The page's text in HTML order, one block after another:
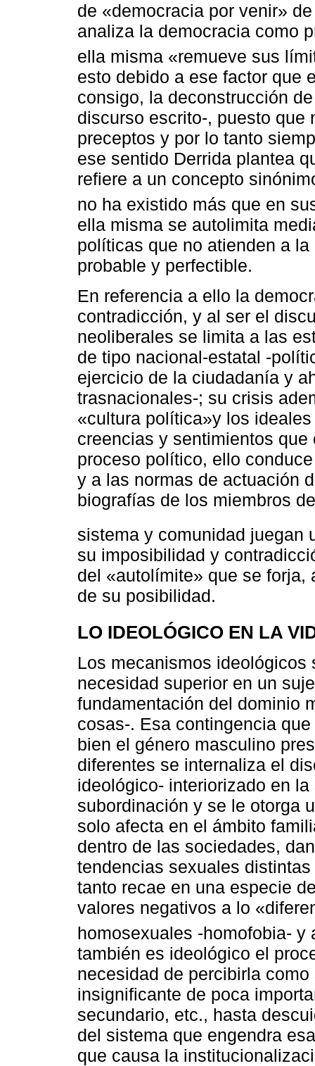
de «democracia por venir»
analiza la democracia como
ella misma «remueve sus
esto debido a ese factor que
consigo, la deconstrucción
discurso escrito-, puesto que
preceptos y por lo tanto
ese sentido Derrida plantea
refiere a un concepto
no ha existido más que en
ella misma se autolimita
políticas que no atienden a
probable y perfectible.
En referencia a ello la
contradicción, y al ser el
neoliberales se limita a las
de tipo nacional-estatal -
ejercicio de la ciudadanía y
trasnacionales-; su crisis
«cultura política»y los
creencias y sentimientos
proceso político, ello
y a las normas de actuación
biografías de los miembros
sistema y comunidad juegan
su imposibilidad y
del «autolímite» que se
de su posibilidad.
LO IDEOLÓGICO EN LA
Los mecanismos
necesidad superior en un
fundamentación del dominio
cosas-. Esa contingencia
bien el género masculino
diferentes se internaliza el
ideológico- interiorizado en
subordinación y se le otorga
solo afecta en el ámbito
dentro de las sociedades,
tendencias sexuales
tanto recae en una especie
valores negativos a lo
homosexuales -homofobia- y
también es ideológico el
necesidad de percibirla
insignificante de poca
secundario, etc., hasta
del sistema que engendra
que causa la